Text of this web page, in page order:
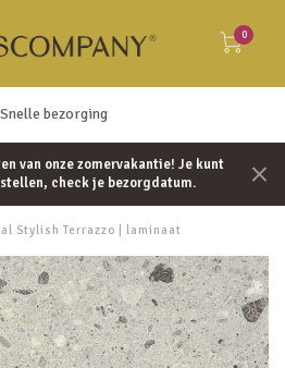
0
Snelle bezorging
van onze zomervakantie! Je kunt
check je bezorgdatum.
Stylish Terrazzo | laminaat